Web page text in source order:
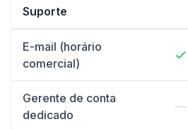
Suporte
E-mail (horário
comercial)
Gerente de conta
dedicado
—